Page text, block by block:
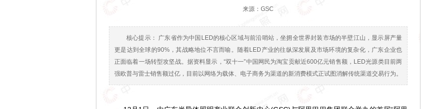
来源：GSC
核心提示： 广东省作为中国LED的核心区域与前沿哨站，坐拥全世界封装市场的半壁江山，显示屏产量
更是达到全球的90%，其战略地位不言而喻。随着LED产业的往纵深发展及市场环境的复杂化，广东企业也
正面临着一场转型攻坚战。据资料显示，“双十一”中国网民为淘宝贡献近600亿元销售额，LED光源类目前两
强欧普与雷士销售额过亿，目前以网络为载体、电子商务为渠道的新消费模式正试图消解传统渠道交易行为。